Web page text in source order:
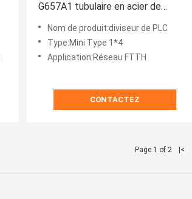
G657A1 tubulaire en acier de
diviseur de fibre de la manière 1x4
Nom de produit:diviseur de PLC
Type:Mini Type 1*4
Application:Réseau FTTH
CONTACTEZ
Page 1 of 2 |<